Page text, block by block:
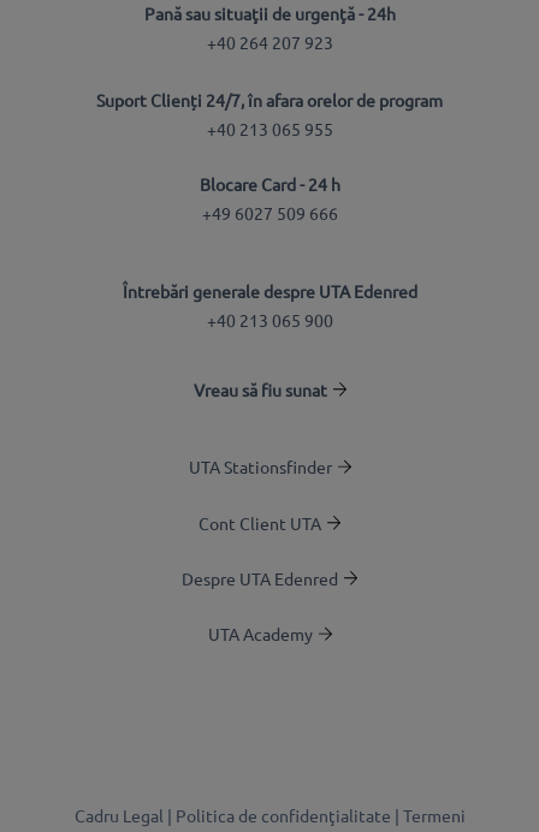
Pană sau situaţii de urgenţă - 24h
+40 264 207 923
Suport Clienți 24/7, în afara orelor de program
+40 213 065 955
Blocare Card - 24 h
+49 6027 509 666
Întrebări generale despre UTA Edenred
+40 213 065 900
Vreau să fiu sunat
UTA Stationsfinder
Cont Client UTA
Despre UTA Edenred
UTA Academy
Cadru Legal | Politica de confidenţialitate | Termeni